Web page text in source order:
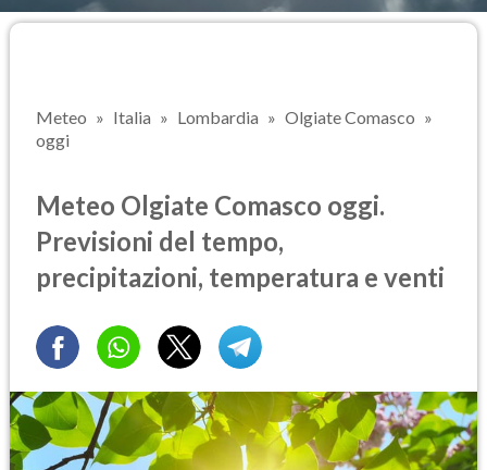
Meteo Italia Lombardia
Olgiate Comasco
oggi
Meteo Olgiate Comasco oggi.
Previsioni del tempo,
precipitazioni, temperatura e venti